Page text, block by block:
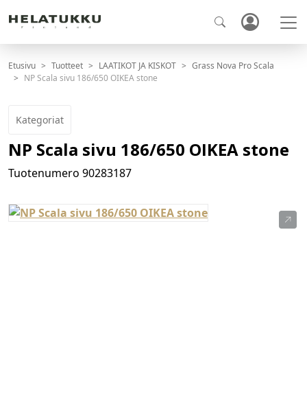
Etusivu Tuotteet LAATIKOT JA KISKOT
Grass Nova Pro Scala
NP Scala sivu 186/650 OIKEA stone
Kategoriat
NP Scala sivu 186/650 OIKEA stone
Tuotenumero 90283187